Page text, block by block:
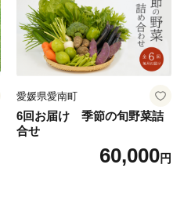
愛媛県愛南町
6回お届け 季節の旬野菜詰
合せ
60,000円